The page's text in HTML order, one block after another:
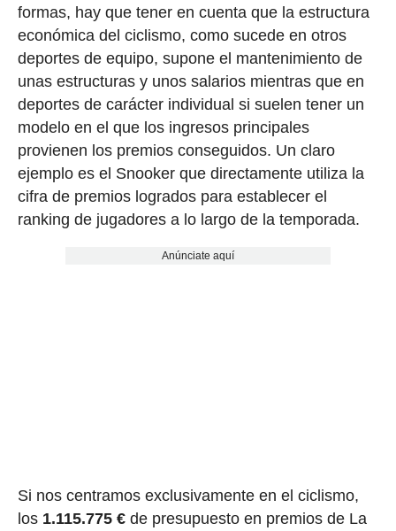
formas, hay que tener en cuenta que la estructura
económica del ciclismo, como sucede en otros
deportes de equipo, supone el mantenimiento de
unas estructuras y unos salarios mientras que en
deportes de carácter individual si suelen tener un
modelo en el que los ingresos principales
provienen los premios conseguidos. Un claro
ejemplo es el Snooker que directamente utiliza la
cifra de premios logrados para establecer el
ranking de jugadores a lo largo de la temporada.
Anúnciate aquí
Si nos centramos exclusivamente en el ciclismo,
los 1.115.775 € de presupuesto en premios de La